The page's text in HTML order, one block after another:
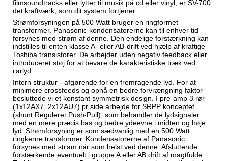
filmsoundtracks eller lytter til musik på cd eller vinyl, er SV-700
det kraftværk, som dit system fortjener.
Strømforsyningen på 500 Watt bruger en ringformet
transformer. Panasonic-kondensatorerne kan til enhver tid
forsynes med strøm af denne. Den endelige forstærkning kan
indstilles til enten klasse A- eller AB-drift ved hjælp af kraftige
Toshiba transistorer. De arbejder uden negativ feedback eller
introduceret støj for at bevare de karakteristiske træk ved
rørlyd.
Intern struktur - afgørende for en fremragende lyd. For at
minimere crossfeeds og opnå en bedre forvrængning faktor
besluttede vi et konstant symmetrisk design. I pre-amp 3 rør
(1x12AX7, 2x12AU7) pr side arbejde for SRPP konceptet
(shunt Reguleret Push-Pull), som behandler de lydsignaler
med en mere præcis bas og bedre ydeevne i midten og høje
lyd. Strømforsyning er som sædvanlig med en 500 Watt
ringkerne transformer. Kondensatorerne af Panasonic
forsynes med strøm når som helst ved denne. Afsluttende
forstærkende eventuelt i gruppe A eller AB drift af magtfulde